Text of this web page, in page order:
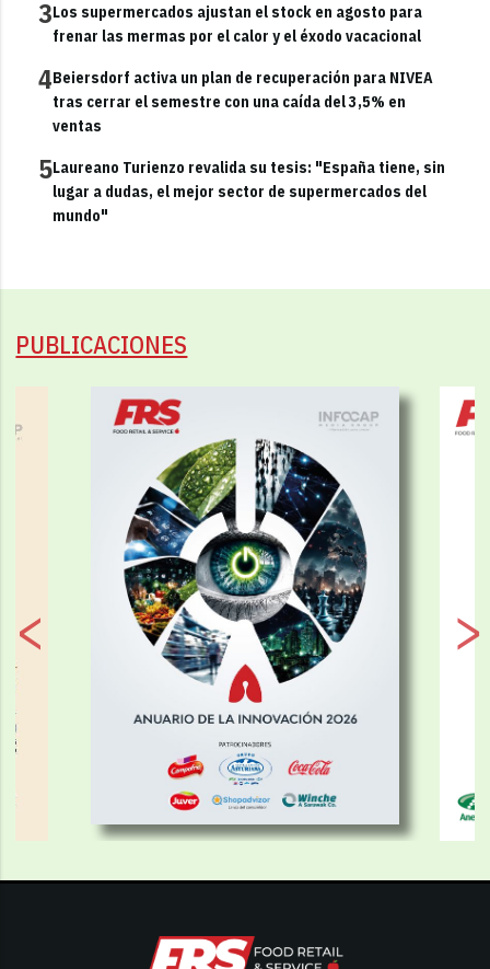
3Los supermercados ajustan el stock en agosto para
frenar las mermas por el calor y el éxodo vacacional
4Beiersdorf activa un plan de recuperación para NIVEA
tras cerrar el semestre con una caída del 3,5% en
ventas
5Laureano Turienzo revalida su tesis: "España tiene, sin
lugar a dudas, el mejor sector de supermercados del
mundo"
PUBLICACIONES